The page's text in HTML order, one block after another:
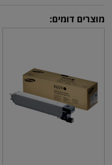
מוצרים דומים: